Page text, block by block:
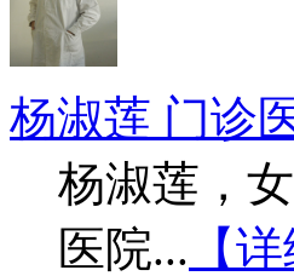
杨淑莲 门诊
杨淑莲，
医院... 【